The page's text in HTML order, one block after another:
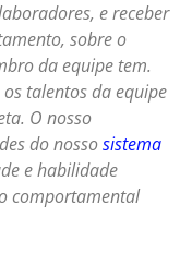
e receber
sobre o
da equipe tem.
talentos da equipe
O nosso
do nossosistema
e habilidade
comportamental